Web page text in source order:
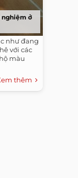
nghiệm ở
như đang
với các
màu
thêm